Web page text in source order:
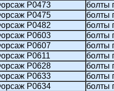
P0473
болты
P0475
болты
P0482
болты
P0603
болты
P0607
болты
P0611
болты
P0628
болты
P0633
болты
P0634
болты